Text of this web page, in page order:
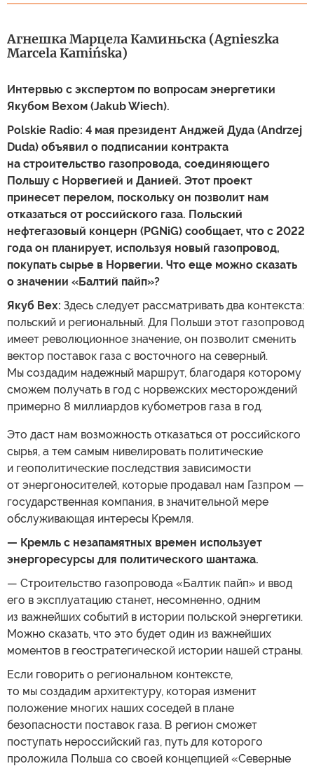
Агнешка Марцела Каминьска (Agnieszka
Marcela Kamińska)
Интервью с экспертом по вопросам энергетики
Якубом Вехом (Jakub Wiech).
Polskie Radio: 4 мая президент Анджей Дуда (Andrzej
Duda) объявил о подписании контракта
на строительство газопровода, соединяющего
Польшу с Норвегией и Данией. Этот проект
принесет перелом, поскольку он позволит нам
отказаться от российского газа. Польский
нефтегазовый концерн (PGNiG) сообщает, что с 2022
года он планирует, используя новый газопровод,
покупать сырье в Норвегии. Что еще можно сказать
о значении «Балтий пайп»?
Якуб Вех: Здесь следует рассматривать два контекста:
польский и региональный. Для Польши этот газопровод
имеет революционное значение, он позволит сменить
вектор поставок газа с восточного на северный.
Мы создадим надежный маршрут, благодаря которому
сможем получать в год с норвежских месторождений
примерно 8 миллиардов кубометров газа в год.
Это даст нам возможность отказаться от российского
сырья, а тем самым нивелировать политические
и геополитические последствия зависимости
от энергоносителей, которые продавал нам Газпром —
государственная компания, в значительной мере
обслуживающая интересы Кремля.
— Кремль с незапамятных времен использует
энергоресурсы для политического шантажа.
— Строительство газопровода «Балтик пайп» и ввод
его в эксплуатацию станет, несомненно, одним
из важнейших событий в истории польской энергетики.
Можно сказать, что это будет один из важнейших
моментов в геостратегической истории нашей страны.
Если говорить о региональном контексте,
то мы создадим архитектуру, которая изменит
положение многих наших соседей в плане
безопасности поставок газа. В регион сможет
поступать нероссийский газ, путь для которого
проложила Польша со своей концепцией «Северные